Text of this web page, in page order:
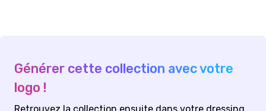
Générer cette collection avec votre
logo !